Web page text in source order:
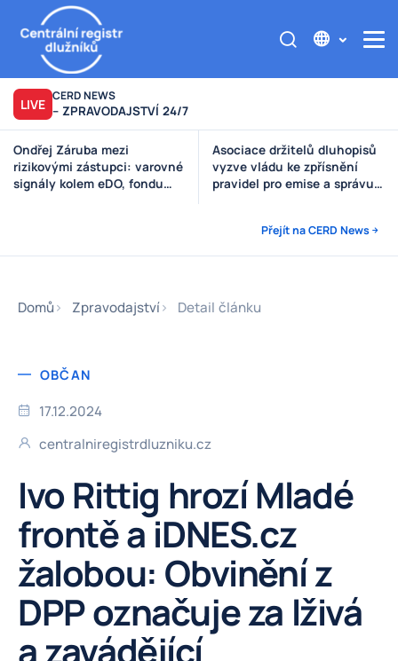
LIVE CERD NEWS
– ZPRAVODAJSTVÍ 24/7
Asociace držitelů dluhopisů
vyzve vládu ke zpřísnění
pravidel pro emise a správu
Přejít na CERD News
Domů Zpravodajství Detail článku
OBČAN
17.12.2024
centralniregistrdluzniku.cz
Ivo Rittig hrozí Mladé
frontě a iDNES.cz
žalobou: Obvinění z
DPP označuje za lživá
a zavádějící